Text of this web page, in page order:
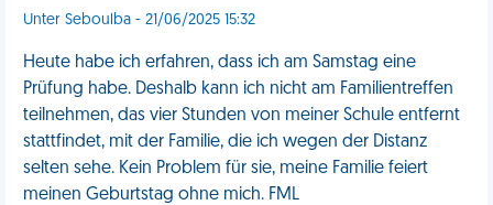
Unter Seboulba - 21/06/2025 15:32
Heute habe ich erfahren, dass ich am Samstag eine
Prüfung habe. Deshalb kann ich nicht am Familientreffen
teilnehmen, das vier Stunden von meiner Schule entfernt
stattfindet, mit der Familie, die ich wegen der Distanz
selten sehe. Kein Problem für sie, meine Familie feiert
meinen Geburtstag ohne mich. FML